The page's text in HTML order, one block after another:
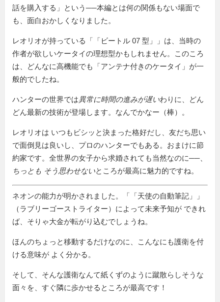
話を購入する」という──本編とは何の関係もない場面で
も、面白おかしくなりました。
レオリオが持っている「 ビートル 07 型
」は、当時の
作者が欲しいケータイの理想型かもしれません。このころ
は、どんなに高機能でも「アンテナ付きのケータイ」が一
般的でしたね。
ハンターの世界では異常に時間の進みが遅いわりに、どん
どん最新の技術が登場します。なんでかなー（棒）。
レオリオは いつもビシッと決まった格好だし、友だち思い
で面倒見は良いし、プロのハンターでもある。おまけに節
約家です。全世界の女子から求婚されても当然なのに──、
ちっとも そう思わせないところが最高に魅力的ですね。
ネオンの能力が明かされました。「 天使の自動筆記
」
（ラブリーゴーストライター）によって未来予知が できれ
ば、そりゃ大金が転がり込むでしょうね。
ほんのちょっと移動するだけなのに、こんなにも護衛を付
ける意味が よく分かる。
そして、そんな護衛なんて紙くずのように蹴散らしそうな
面々を、すぐ隣に歩かせるところが最高です！